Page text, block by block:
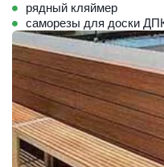
рядный кляймер
саморезы для доски